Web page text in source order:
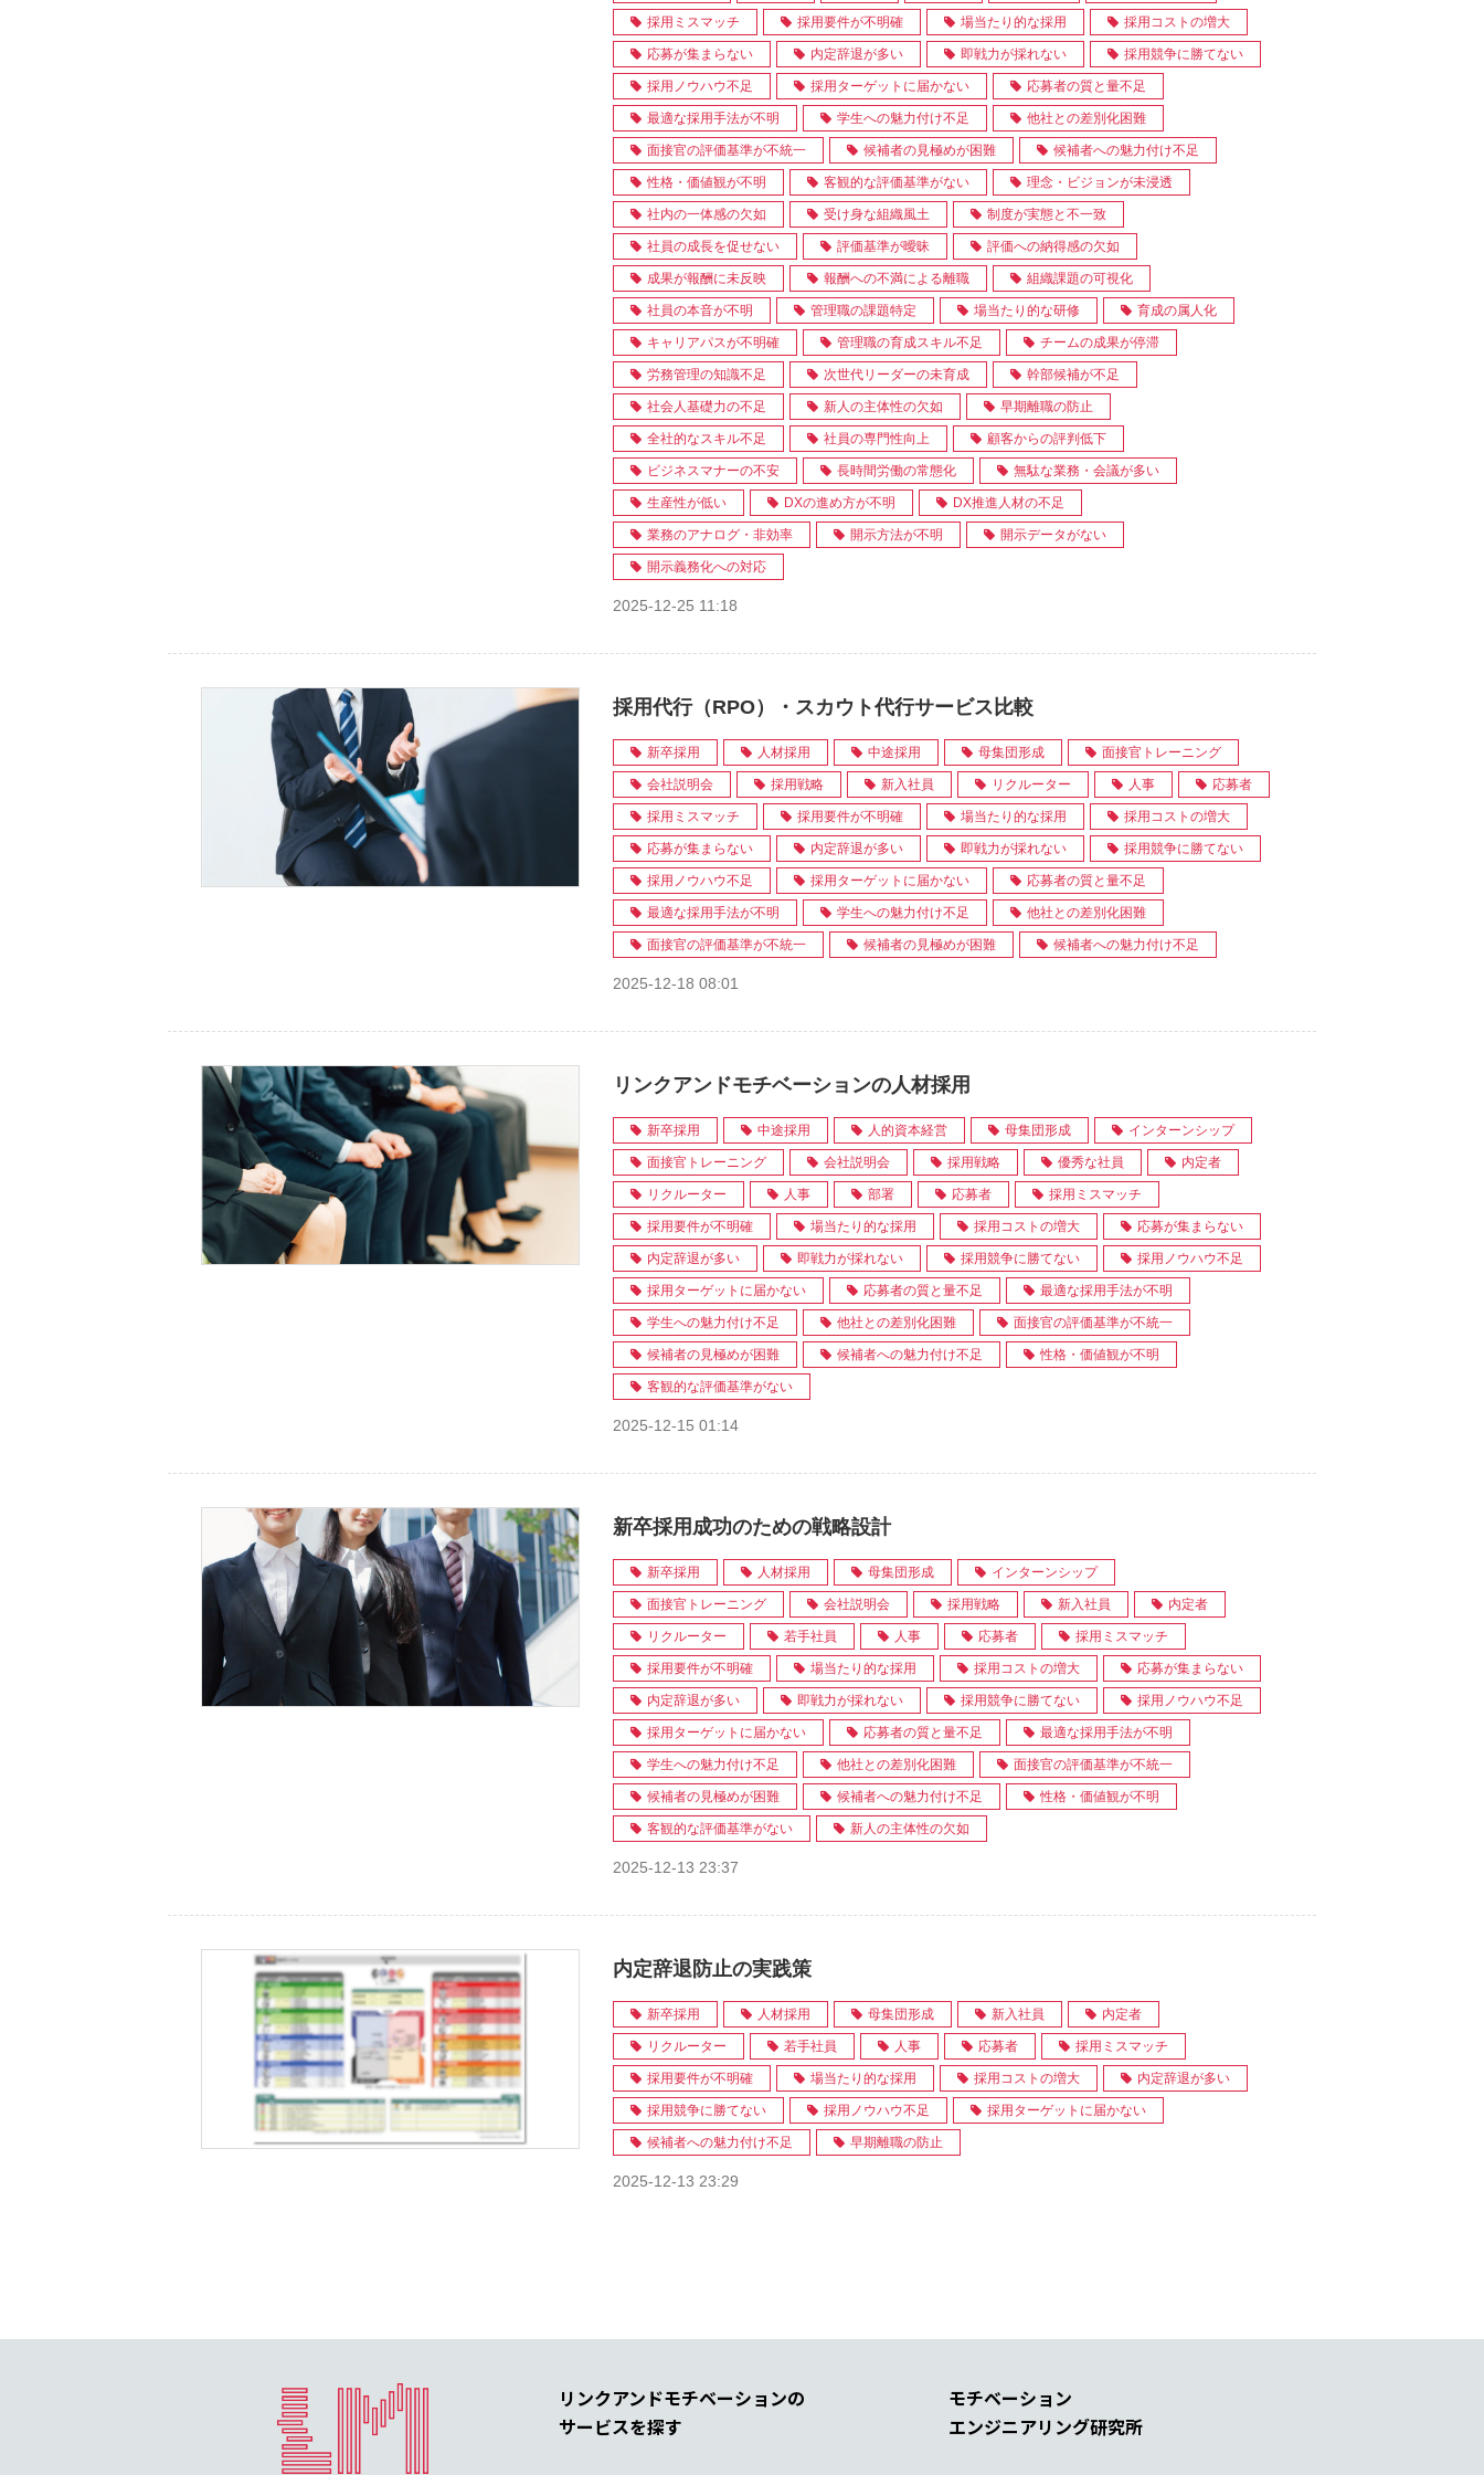
採用ミスマッチ 採用要件が不明確 場当たり的な採用 採用コストの増大
応募が集まらない 内定辞退が多い 即戦力が採れない 採用競争に勝てない
採用ノウハウ不足 採用ターゲットに届かない 応募者の質と量不足
最適な採用手法が不明 学生への魅力付け不足 他社との差別化困難
面接官の評価基準が不統一 候補者の見極めが困難 候補者への魅力付け不足
性格・価値観が不明 客観的な評価基準がない 理念・ビジョンが未浸透
社内の一体感の欠如 受け身な組織風土 制度が実態と不一致
社員の成長を促せない 評価基準が曖昧 評価への納得感の欠如
成果が報酬に未反映 報酬への不満による離職 組織課題の可視化
社員の本音が不明 管理職の課題特定 場当たり的な研修 育成の属人化
キャリアパスが不明確 管理職の育成スキル不足 チームの成果が停滞
労務管理の知識不足 次世代リーダーの未育成 幹部候補が不足
社会人基礎力の不足 新人の主体性の欠如 早期離職の防止
全社的なスキル不足 社員の専門性向上 顧客からの評判低下
ビジネスマナーの不安 長時間労働の常態化 無駄な業務・会議が多い
生産性が低い DXの進め方が不明 DX推進人材の不足
業務のアナログ・非効率 開示方法が不明 開示データがない
開示義務化への対応
2025-12-25 11:18
採用代行（RPO）・スカウト代行サービス比較
新卒採用 人材採用 中途採用 母集団形成 面接官トレーニング
会社説明会 採用戦略 新入社員 リクルーター 人事 応募者
採用ミスマッチ 採用要件が不明確 場当たり的な採用 採用コストの増大
応募が集まらない 内定辞退が多い 即戦力が採れない 採用競争に勝てない
採用ノウハウ不足 採用ターゲットに届かない 応募者の質と量不足
最適な採用手法が不明 学生への魅力付け不足 他社との差別化困難
面接官の評価基準が不統一 候補者の見極めが困難 候補者への魅力付け不足
2025-12-18 08:01
リンクアンドモチベーションの人材採用
新卒採用 中途採用 人的資本経営 母集団形成 インターンシップ
面接官トレーニング 会社説明会 採用戦略 優秀な社員 内定者
リクルーター 人事 部署 応募者 採用ミスマッチ
採用要件が不明確 場当たり的な採用 採用コストの増大 応募が集まらない
内定辞退が多い 即戦力が採れない 採用競争に勝てない 採用ノウハウ不足
採用ターゲットに届かない 応募者の質と量不足 最適な採用手法が不明
学生への魅力付け不足 他社との差別化困難 面接官の評価基準が不統一
候補者の見極めが困難 候補者への魅力付け不足 性格・価値観が不明
客観的な評価基準がない
2025-12-15 01:14
新卒採用成功のための戦略設計
新卒採用 人材採用 母集団形成 インターンシップ
面接官トレーニング 会社説明会 採用戦略 新入社員 内定者
リクルーター 若手社員 人事 応募者 採用ミスマッチ
採用要件が不明確 場当たり的な採用 採用コストの増大 応募が集まらない
内定辞退が多い 即戦力が採れない 採用競争に勝てない 採用ノウハウ不足
採用ターゲットに届かない 応募者の質と量不足 最適な採用手法が不明
学生への魅力付け不足 他社との差別化困難 面接官の評価基準が不統一
候補者の見極めが困難 候補者への魅力付け不足 性格・価値観が不明
客観的な評価基準がない 新人の主体性の欠如
2025-12-13 23:37
内定辞退防止の実践策
新卒採用 人材採用 母集団形成 新入社員 内定者
リクルーター 若手社員 人事 応募者 採用ミスマッチ
採用要件が不明確 場当たり的な採用 採用コストの増大 内定辞退が多い
採用競争に勝てない 採用ノウハウ不足 採用ターゲットに届かない
候補者への魅力付け不足 早期離職の防止
2025-12-13 23:29
リンクアンドモチベーションの
サービスを探す
モチベーション
エンジニアリング研究所